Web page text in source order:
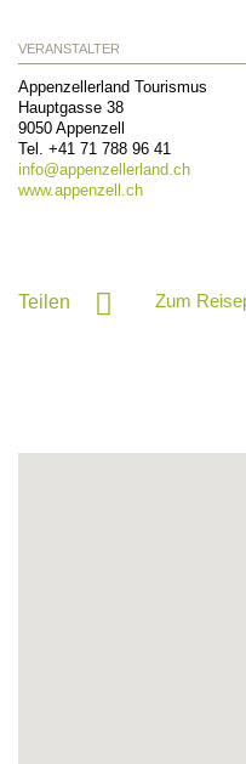
VERANSTALTER
Appenzellerland Tourismus
Hauptgasse 38
9050 Appenzell
Tel. +41 71 788 96 41
info@appenzellerland.ch
www.appenzell.ch
Teilen Zum